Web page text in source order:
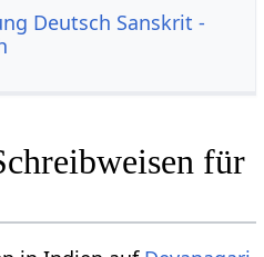
Deutsch Sanskrit -
für